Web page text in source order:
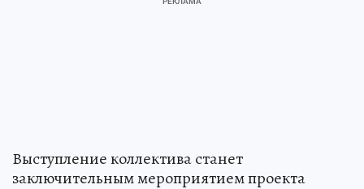
Выступление коллектива станет
заключительным мероприятием проекта